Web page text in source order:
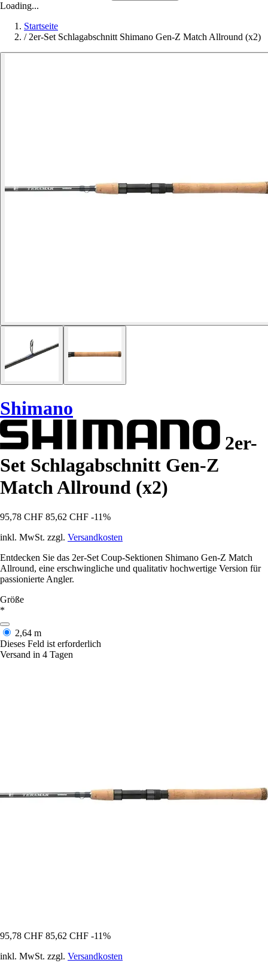
Loading...
Startseite
/ 2er-Set Schlagabschnitt Shimano Gen-Z Match Allround (x2)
Shimano
2er-
Set Schlagabschnitt Gen-Z
Match Allround (x2)
95,78 CHF 85,62 CHF -11%
inkl. MwSt. zzgl. Versandkosten
Entdecken Sie das 2er-Set Coup-Sektionen Shimano Gen-Z Match
Allround, eine erschwingliche und qualitativ hochwertige Version für
passionierte Angler.
Größe
*
2,64 m
Dieses Feld ist erforderlich
Versand in 4 Tagen
95,78 CHF 85,62 CHF -11%
inkl. MwSt. zzgl. Versandkosten